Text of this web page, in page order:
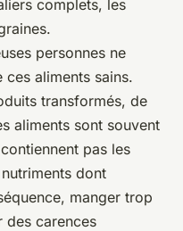
complets, les
personnes ne
ces aliments sains.
transformés, de
aliments sont souvent
pas les
dont
manger trop
des carences